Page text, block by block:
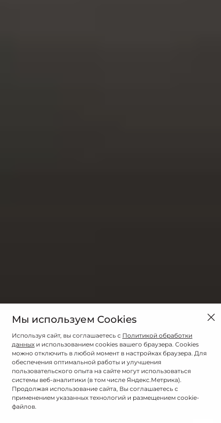
Мы используем Cookies
Используя сайт, вы соглашаетесь с Политикой обработки
данных и использованием cookies вашего браузера. Cookies
можно отключить в любой момент в настройках браузера. Для
обеспечения оптимальной работы и улучшения
пользовательского опыта на сайте могут использоваться
системы веб-аналитики (в том числе Яндекс.Метрика).
Продолжая использование сайта, Вы соглашаетесь с
применением указанных технологий и размещением cookie-
файлов.